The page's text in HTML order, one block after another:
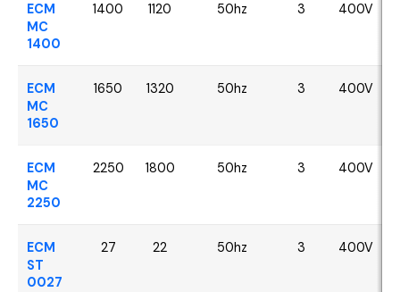
ECM
MC
1400
1400 1120 50hz 3 400V
ECM
MC
1650
1650 1320 50hz 3 400V
ECM
MC
2250
2250 1800 50hz 3 400V
ECM
ST
0027
27 22 50hz 3 400V